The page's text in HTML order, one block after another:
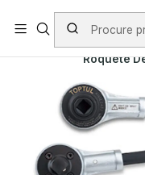
PORTES
Início PRODUTOS
Roquete